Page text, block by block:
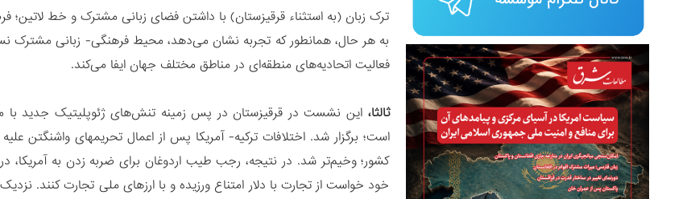
ترک زبان (به استثناء قرقیزستان) با داشتن فضای زبانی مشترک و خط
به هر حال، همانطور که تجربه نشان می‌دهد، محیط فرهنگی- زبانی
فعالیت اتحادیه‌های منطقه‌ای در مناطق مختلف جهان ایفا می‌کند.
ثالثا، این نشست در قرقیزستان در پس زمینه تنش‌های ژئوپلیتیک جدید با
است؛ برگزار شد. اختلافات ترکیه- آمریکا پس از اعمال تحریمهای واشنگتن
کشور؛ وخیم‌تر شد. در نتیجه، رجب طیب اردوغان برای ضربه زدن به
خود خواست از تجارت با دلار امتناع ورزیده و با ارزهای ملی تجارت کنند.